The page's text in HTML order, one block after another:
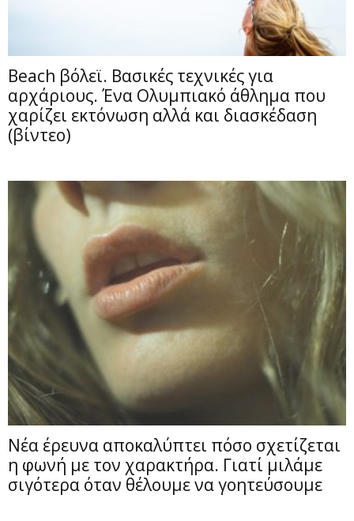
Beach βόλεϊ. Βασικές τεχνικές για
αρχάριους. Ένα Ολυμπιακό άθλημα που
χαρίζει εκτόνωση αλλά και διασκέδαση
(βίντεο)
Νέα έρευνα αποκαλύπτει πόσο σχετίζεται
η φωνή με τον χαρακτήρα. Γιατί μιλάμε
σιγότερα όταν θέλουμε να γοητεύσουμε